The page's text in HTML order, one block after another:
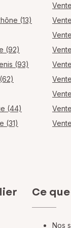
(13)
(92)
(93)
(44)
(31)
Ce
Nos